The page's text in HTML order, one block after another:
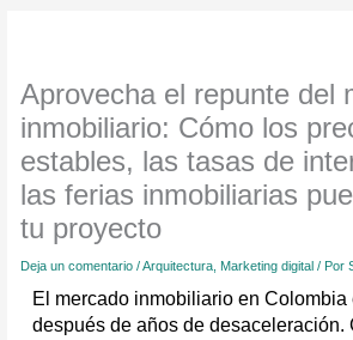
Aprovecha el repunte del
inmobiliario: Cómo los
estables, las tasas de
las ferias inmobiliarias
tu proyecto
Deja un comentario /Arquitectura, Marketing digital/ Por
El mercado inmobiliario en
después de años de